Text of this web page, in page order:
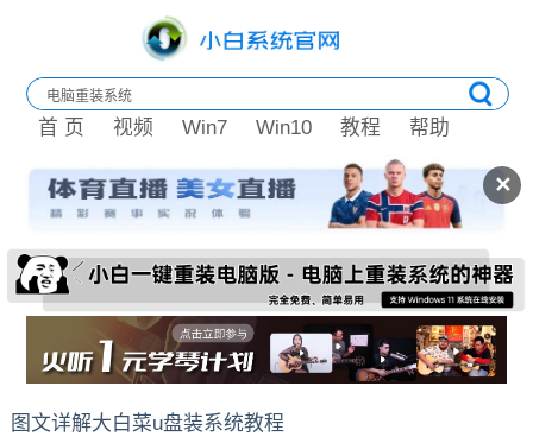
✕
首 页 视频 Win7 Win10 教程 帮助
图文详解大白菜u盘装系统教程